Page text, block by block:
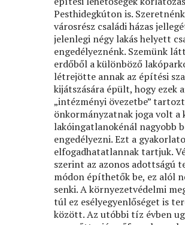
Pesthidegkúton is.
városrész családi házas
jelenlegi négy lakás helyett
engedélyeznénk. Szemünk
erdőből a különböző
létrejötte annak az építési
kijátszására épült, hogy ezek
„intézményi övezetbe”
önkormányzatnak joga volt a
lakóingatlanokénál nagyobb
engedélyezni. Ezt a
elfogadhatatlannak tartjuk.
szerint az azonos adottságú
módon építhetők be, ez alól
senki. A környezetvédelmi
túl ez esélyegyenlőséget is
között. Az utóbbi tíz évben